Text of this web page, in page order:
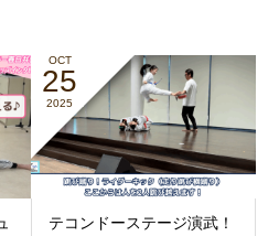
OCT
25
2025
テコンドーステージ演武！